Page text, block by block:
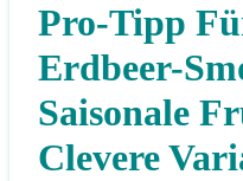
Pro-Tipp
Erdbeer-
Saisonale
Clevere